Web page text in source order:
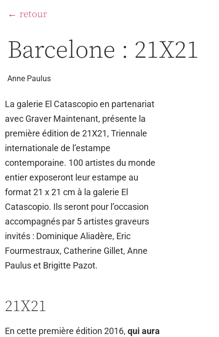
← retour
Barcelone : 21X21
Anne Paulus
La galerie El Catascopio en partenariat
avec Graver Maintenant, présente la
première édition de 21X21, Triennale
internationale de l’estampe
contemporaine. 100 artistes du monde
entier exposeront leur estampe au
format 21 x 21 cm à la galerie El
Catascopio. Ils seront pour l’occasion
accompagnés par 5 artistes graveurs
invités : Dominique Aliadère, Eric
Fourmestraux, Catherine Gillet, Anne
Paulus et Brigitte Pazot.
21X21
En cette première édition 2016, qui aura